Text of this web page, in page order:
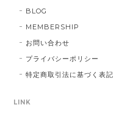
BLOG
MEMBERSHIP
お問い合わせ
プライバシーポリシー
特定商取引法に基づく表記
LINK